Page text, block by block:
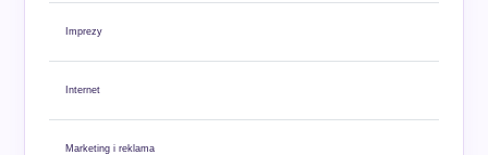
Imprezy
Internet
Marketing i reklama